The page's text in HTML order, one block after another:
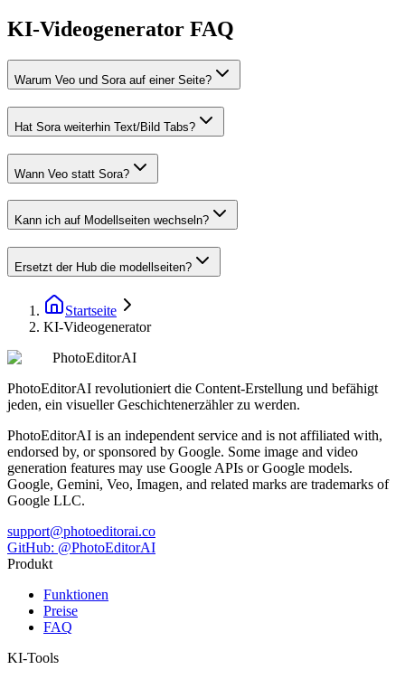
KI-Videogenerator FAQ
Warum Veo und Sora auf einer Seite?
Hat Sora weiterhin Text/Bild Tabs?
Wann Veo statt Sora?
Kann ich auf Modellseiten wechseln?
Ersetzt der Hub die modellseiten?
Startseite
KI-Videogenerator
PhotoEditorAI
PhotoEditorAI revolutioniert die Content-Erstellung und befähigt
jeden, ein visueller Geschichtenerzähler zu werden.
PhotoEditorAI is an independent service and is not affiliated with,
endorsed by, or sponsored by Google. Some image and video
generation features may use Google APIs or Google models.
Google, Gemini, Veo, Imagen, and related marks are trademarks of
Google LLC.
support@photoeditorai.co
GitHub: @PhotoEditorAI
Produkt
Funktionen
Preise
FAQ
KI-Tools